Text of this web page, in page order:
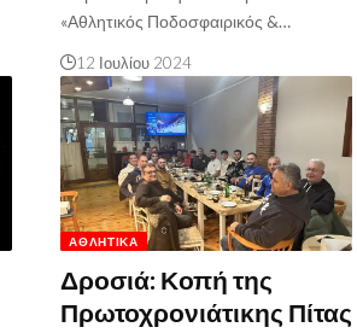
«Αθλητικός Ποδοσφαιρικός &…
12 Ιουλίου 2024
ΑΘΛΗΤΙΚΆ
Δροσιά: Κοπή της
Πρωτοχρονιάτικης Πίτας